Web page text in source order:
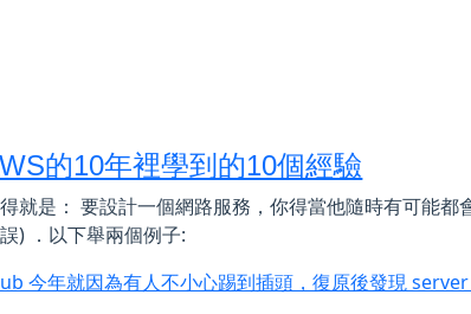
的10年裡學到的10個經驗
就是： 要設計一個網路服務，你得當他隨時有可能
) ．以下舉兩個例子:
今年就因為有人不小心踢到插頭，復原後發現